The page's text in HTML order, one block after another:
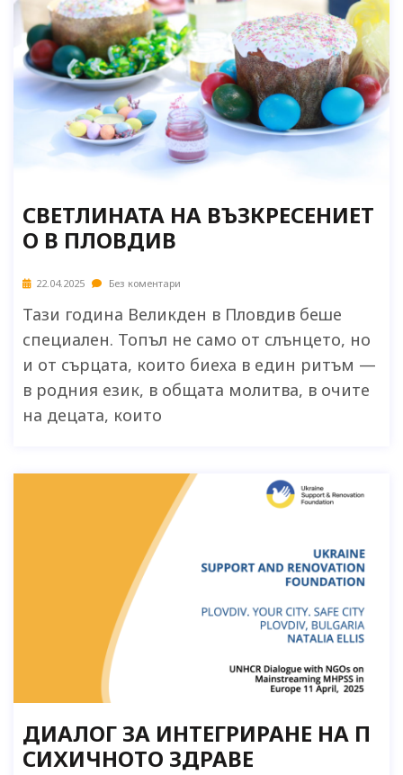
СВЕТЛИНАТА НА ВЪЗКРЕСЕНИЕТ
О В ПЛОВДИВ
22.04.2025 Без коментари
Тази година Великден в Пловдив беше
специален. Топъл не само от слънцето, но
и от сърцата, които биеха в един ритъм —
в родния език, в общата молитва, в очите
на децата, които
ДИАЛОГ ЗА ИНТЕГРИРАНЕ НА П
СИХИЧНОТО ЗДРАВЕ